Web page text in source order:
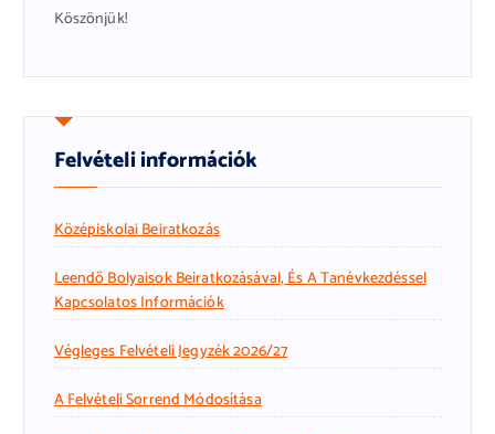
Köszönjük!
Felvételi információk
Középiskolai Beiratkozás
Leendő Bolyaisok Beiratkozásával, És A Tanévkezdéssel
Kapcsolatos Információk
Végleges Felvételi Jegyzék 2026/27
A Felvételi Sorrend Módosítása